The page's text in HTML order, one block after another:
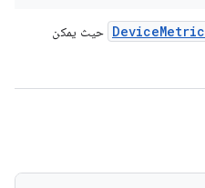
DeviceMetric
حيث يمكن